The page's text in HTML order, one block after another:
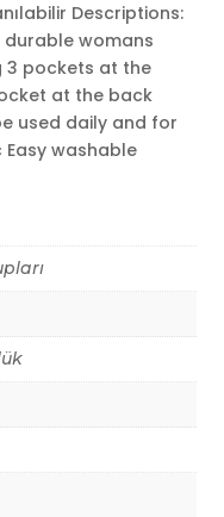
Descriptions:
durable womans
3 pockets at the
at the back
used daily and for
washable